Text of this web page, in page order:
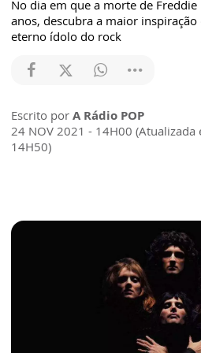
No dia em que a morte de
anos, descubra a maior
eterno ídolo do rock
Escrito por A Rádio POP
24 NOV 2021 - 14H00 (Atualizada
14H50)